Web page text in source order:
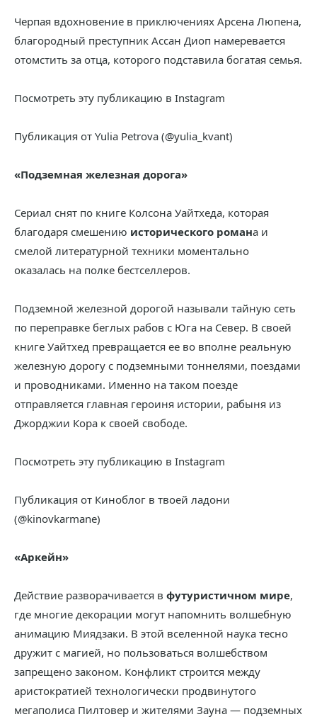
Черпая вдохновение в приключениях Арсена Люпена,
благородный преступник Ассан Диоп намеревается
отомстить за отца, которого подставила богатая семья.
Посмотреть эту публикацию в Instagram
Публикация от Yulia Petrova (@yulia_kvant)
«Подземная железная дорога»
Сериал снят по книге Колсона Уайтхеда, которая
благодаря смешению исторического романа и
смелой литературной техники моментально
оказалась на полке бестселлеров.
Подземной железной дорогой называли тайную сеть
по переправке беглых рабов с Юга на Север. В своей
книге Уайтхед превращается ее во вполне реальную
железную дорогу с подземными тоннелями, поездами
и проводниками. Именно на таком поезде
отправляется главная героиня истории, рабыня из
Джорджии Кора к своей свободе.
Посмотреть эту публикацию в Instagram
Публикация от Киноблог в твоей ладони
(@kinovkarmane)
«Аркейн»
Действие разворачивается в футуристичном мире,
где многие декорации могут напомнить волшебную
анимацию Миядзаки. В этой вселенной наука тесно
дружит с магией, но пользоваться волшебством
запрещено законом. Конфликт строится между
аристократией технологически продвинутого
мегаполиса Пилтовер и жителями Зауна — подземных